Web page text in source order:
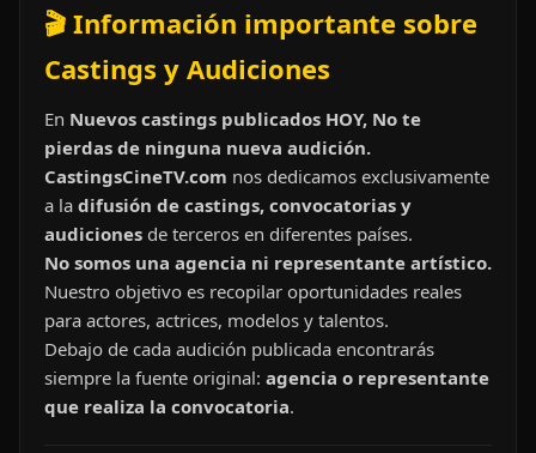
🎬 Información importante sobre
Castings y Audiciones
En Nuevos castings publicados HOY, No te
pierdas de ninguna nueva audición.
CastingsCineTV.com nos dedicamos exclusivamente
a la difusión de castings, convocatorias y
audiciones de terceros en diferentes países.
No somos una agencia ni representante artístico.
Nuestro objetivo es recopilar oportunidades reales
para actores, actrices, modelos y talentos.
Debajo de cada audición publicada encontrarás
siempre la fuente original: agencia o representante
que realiza la convocatoria.